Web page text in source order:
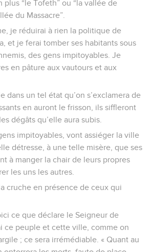
plus “le Tofeth” ou “la vallée de
du Massacre”.
je réduirai à rien la politique de
et je ferai tomber ses habitants sous
des gens impitoyables. Je
en pâture aux vautours et aux
dans un tel état qu’on s’exclamera de
en auront le frisson, ils siffleront
dégâts qu’elle aura subis.
impitoyables, vont assiéger la ville
détresse, à une telle misère, que ses
à manger la chair de leurs propres
les uns les autres.
cruche en présence de ceux qui
ce que déclare le Seigneur de
ce peuple et cette ville, comme on
; ce sera irrémédiable. « Quant au